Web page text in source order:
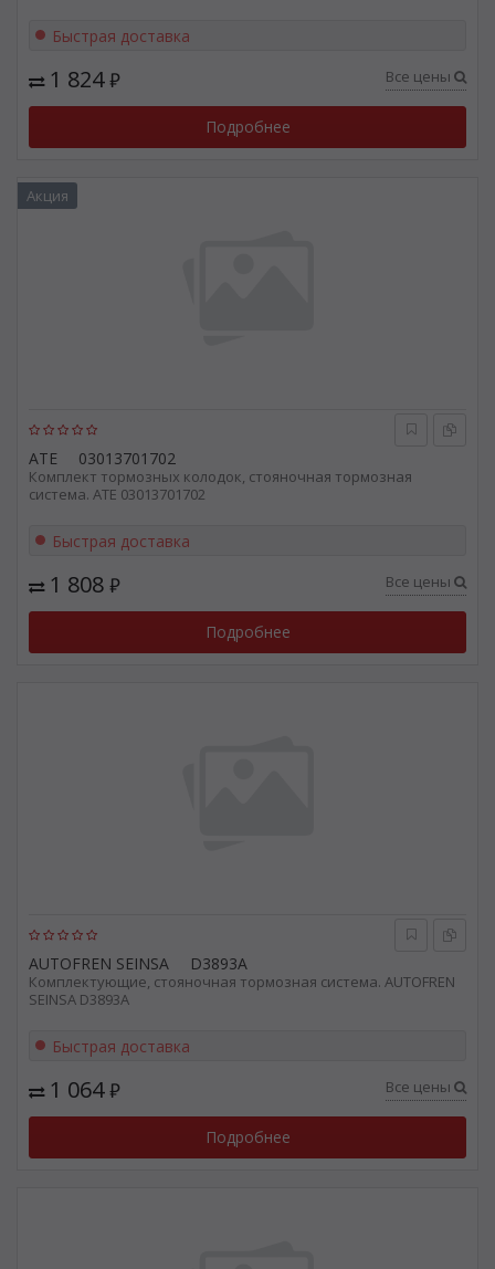
Быстрая доставка
1 824₽ Все цены
Подробнее
ATE 03013701702
Комплект тормозных колодок, стояночная тормозная
система. ATE 03013701702
Акция
Быстрая доставка
1 808 ₽ Все цены
Подробнее
AUTOFREN SEINSA D3893A
Комплектующие, стояночная тормозная система. AUTOFREN
SEINSA D3893A
Быстрая доставка
1 064₽ Все цены
Подробнее